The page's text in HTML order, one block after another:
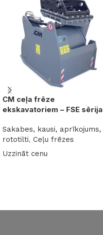
CM ceļa frēze
ekskavatoriem – FSE sērija
Sakabes, kausi, aprīkojums,
rototilti, Ceļu frēzes
Uzzināt cenu